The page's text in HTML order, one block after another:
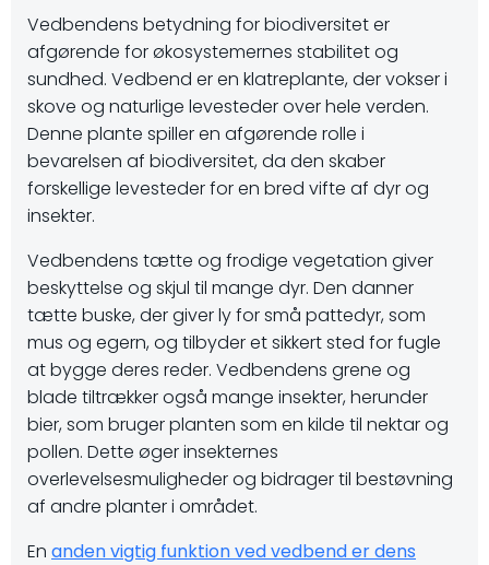
Vedbendens betydning for biodiversitet er
afgørende for økosystemernes stabilitet og
sundhed. Vedbend er en klatreplante, der vokser i
skove og naturlige levesteder over hele verden.
Denne plante spiller en afgørende rolle i
bevarelsen af biodiversitet, da den skaber
forskellige levesteder for en bred vifte af dyr og
insekter.
Vedbendens tætte og frodige vegetation giver
beskyttelse og skjul til mange dyr. Den danner
tætte buske, der giver ly for små pattedyr, som
mus og egern, og tilbyder et sikkert sted for fugle
at bygge deres reder. Vedbendens grene og
blade tiltrækker også mange insekter, herunder
bier, som bruger planten som en kilde til nektar og
pollen. Dette øger insekternes
overlevelsesmuligheder og bidrager til bestøvning
af andre planter i området.
En anden vigtig funktion ved vedbend er dens